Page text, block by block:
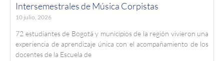
Intersemestrales de Música Corpistas
10 julio, 2026
72 estudiantes de Bogotá y municipios de la región vivieron una
experiencia de aprendizaje única con el acompañamiento de los
docentes de la Escuela de